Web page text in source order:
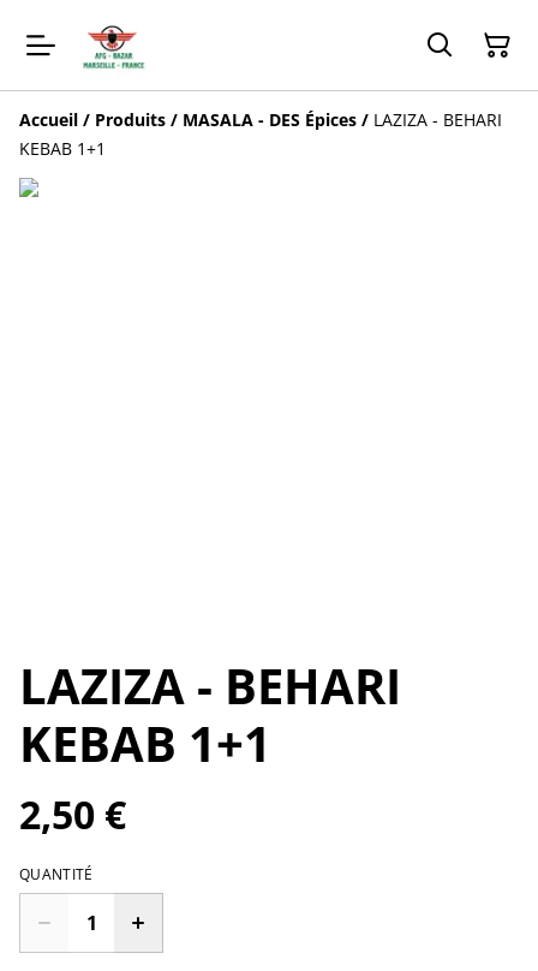
Accueil / Produits / MASALA - DES Épices / LAZIZA - BEHARI
KEBAB 1+1
LAZIZA - BEHARI
KEBAB 1+1
2,50 €
QUANTITÉ